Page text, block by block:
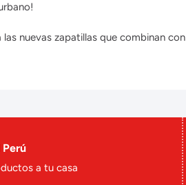
nuevas zapatillas que combinan
Perú
a tu casa